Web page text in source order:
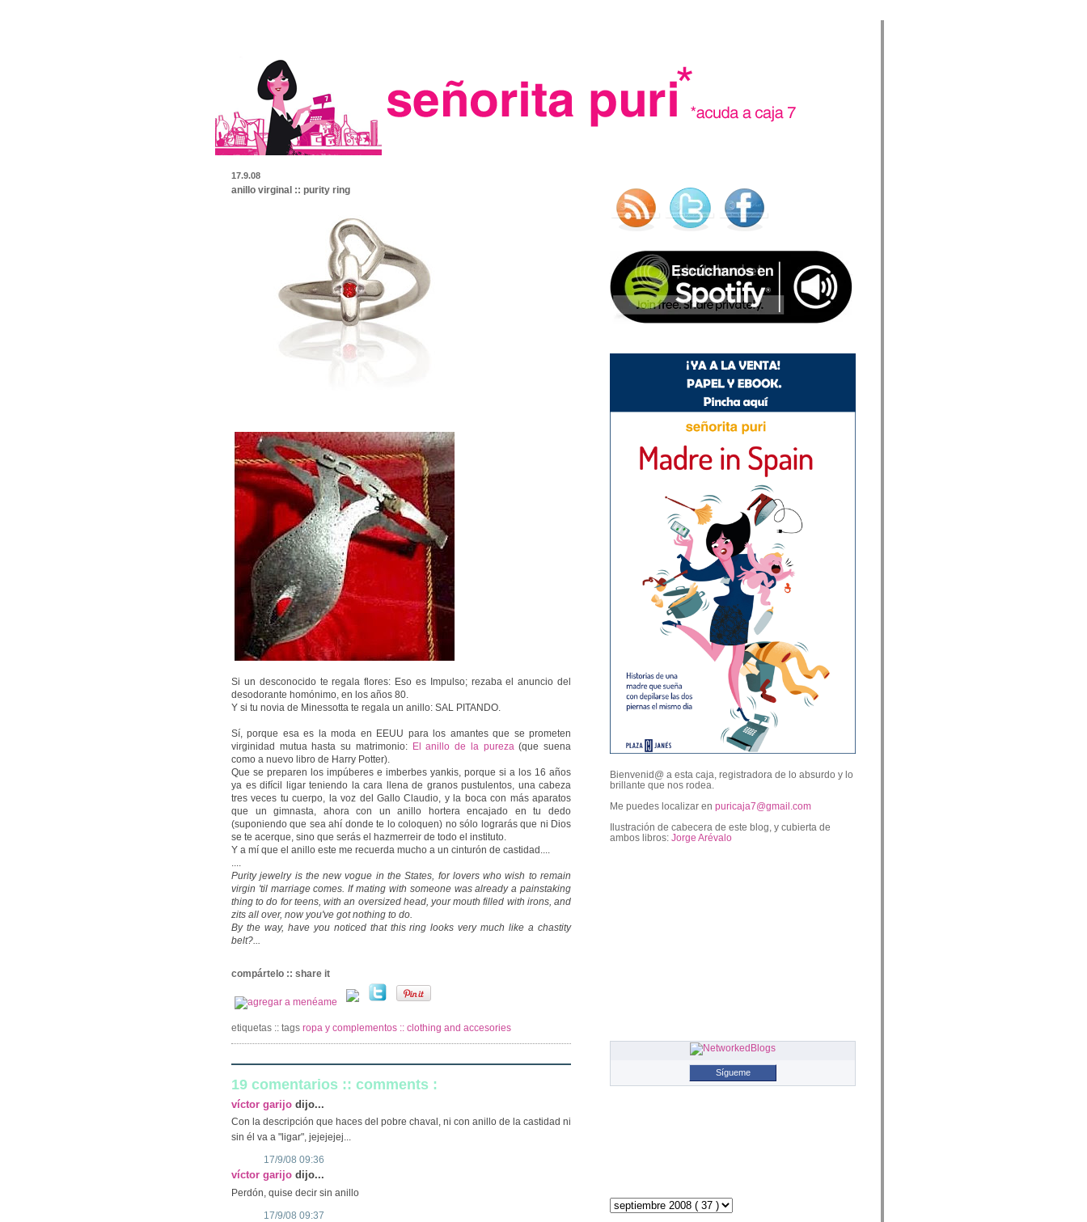
17.9.08
anillo virginal :: purity ring
Si un desconocido te regala flores: Eso es Impulso; rezaba el anuncio del
desodorante homónimo, en los años 80.
Y si tu novia de Minessotta te regala un anillo: SAL PITANDO.
Sí, porque esa es la moda en EEUU para los amantes que se prometen
virginidad mutua hasta su matrimonio: El anillo de la pureza(que suena
como a nuevo libro de Harry Potter).
Que se preparen los impúberes e imberbes yankis, porque si a los 16 años
ya es difícil ligar teniendo la cara llena de granos pustulentos, una cabeza
tres veces tu cuerpo, la voz del Gallo Claudio, y la boca con más aparatos
que un gimnasta, ahora con un anillo hortera encajado en tu dedo
(suponiendo que sea ahí donde te lo coloquen) no sólo lograrás que ni Dios
se te acerque, sino que serás el hazmerreir de todo el instituto.
Y a mí que el anillo este me recuerda mucho a un cinturón de castidad....
....
Purity jewelry is the new vogue in the States, for lovers who wish to remain
virgin 'til marriage comes. If mating with someone was already a painstaking
thing to do for teens, with an oversized head, your mouth filled with irons, and
zits all over, now you've got nothing to do.
By the way, have you noticed that this ring looks very much like a chastity
belt?...
compártelo :: share it
etiquetas :: tags ropa y complementos :: clothing and accesories
19 comentarios :: comments :
víctor garijo dijo...
Con la descripción que haces del pobre chaval, ni con anillo de la castidad ni
sin él va a "ligar", jejejejej...
17/9/08 09:36
víctor garijo dijo...
Perdón, quise decir sin anillo
17/9/08 09:37
Bienvenid@ a esta caja, registradora de lo absurdo y lo
brillante que nos rodea.
Me puedes localizar en puricaja7@gmail.com
Ilustración de cabecera de este blog, y cubierta de
ambos libros: Jorge Arévalo
Sígueme